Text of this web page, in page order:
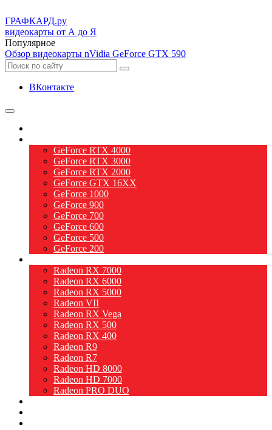
ГРАФКАРД.ру
видеокарты от А до Я
Популярное
Обзор видеокарты nVidia GeForce GTX 590
ВКонтакте
GeForce RTX 4000
GeForce RTX 3000
GeForce RTX 2000
GeForce GTX 16XX
GeForce 1000
GeForce 900
GeForce 700
GeForce 600
GeForce 500
GeForce 200
Radeon RX 7000
Radeon RX 6000
Radeon RX 5000
Radeon VII
Radeon RX Vega
Radeon RX 500
Radeon RX 400
Radeon R9
Radeon R7
Radeon HD 8000
Radeon HD 7000
Radeon PRO DUO